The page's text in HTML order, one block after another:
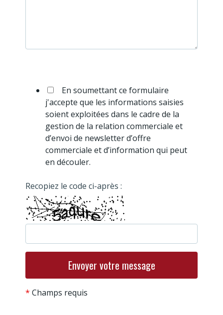
En soumettant ce formulaire
j'accepte que les informations saisies
soient exploitées dans le cadre de la
gestion de la relation commerciale et
d’envoi de newsletter d’offre
commerciale et d’information qui peut
en découler.
Recopiez le code ci-après :
* Champs requis